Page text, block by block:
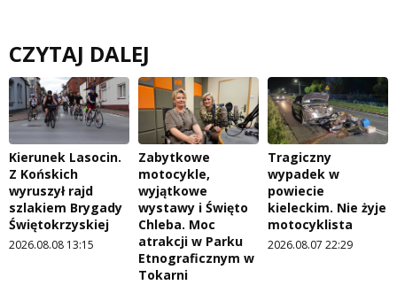
CZYTAJ DALEJ
Kierunek Lasocin.
Z Końskich
wyruszył rajd
szlakiem Brygady
Świętokrzyskiej
2026.08.08 13:15
Zabytkowe
motocykle,
wyjątkowe
wystawy i Święto
Chleba. Moc
atrakcji w Parku
Etnograficznym w
Tokarni
Tragiczny
wypadek w
powiecie
kieleckim. Nie żyje
motocyklista
2026.08.07 22:29